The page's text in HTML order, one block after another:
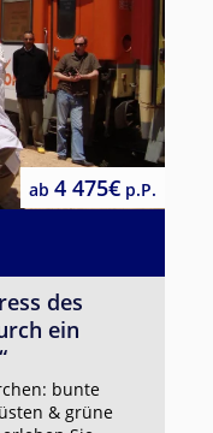
ab 4 475€ p.P.
des
ein
bunte
& grüne